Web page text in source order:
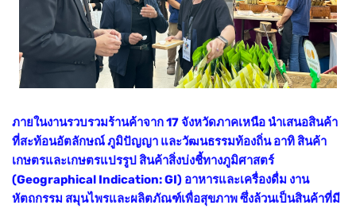
ภายในงานรวบรวมร้านค้าจาก 17 จังหวัดภาคเหนือ นำเสนอสินค้า
ที่สะท้อนอัตลักษณ์ ภูมิปัญญา และวัฒนธรรมท้องถิ่น อาทิ สินค้า
เกษตรและเกษตรแปรรูป สินค้าสิ่งบ่งชี้ทางภูมิศาสตร์
(Geographical Indication: GI) อาหารและเครื่องดื่ม งาน
หัตถกรรม สมุนไพรและผลิตภัณฑ์เพื่อสุขภาพ ซึ่งล้วนเป็นสินค้าที่มี